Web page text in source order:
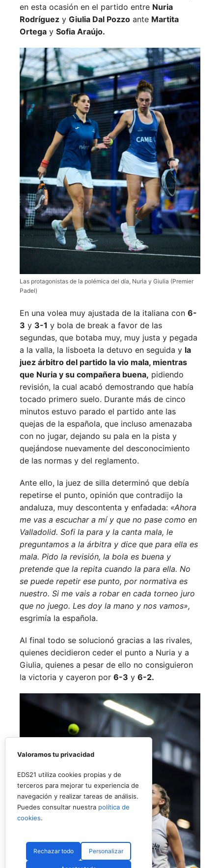
en esta ocasión en el partido entre Nuria
Rodríguez y Giulia Dal Pozzo ante Martita
Ortega y Sofia Araújo.
Las protagonistas de la polémica del día, Nuria y Giulia (Premier
Padel)
En una volea muy ajustada de la italiana con 6-
3 y 3-1 y bola de break a favor de las
segundas, que botaba muy, muy justa y pegada
a la valla, la lisboeta la detuvo en seguida y la
juez árbitro del partido la vio mala, mientras
que Nuria y su compañera buena, pidiendo
revisión, la cual acabó demostrando que había
tocado primero suelo. Durante más de cinco
minutos estuvo parado el partido ante las
quejas de la española, que incluso amenazaba
con no jugar, dejando su pala en la pista y
quejándose nuevamente del desconocimiento
de las normas y del reglamento.
Ante ello, la juez de silla determinó que debía
repetirse el punto, opinión que contradijo la
andaluza, muy descontenta y enfadada: «Ahora
me vas a escuchar a mí y que no pase como en
Valladolid. Sofi la para y la canta mala, le
preguntamos a la árbitra y dice que para ella es
mala. Pido la revisión, la bola es buena y
pretende que la repita cuando la para ella. No
se puede repetir ese punto, por normativa es
nuestro. Si me vais a robar en cada torneo juro
que no juego. Les doy la mano y nos vamos»,
esgrimía la española.
Al final todo se solucionó gracias a las rivales,
quienes decidieron ceder el punto a Nuria y a
Giulia, quienes a pesar de ello no consiguieron
la victoria y cayeron por 6-3 y 6-2.
Valoramos tu privacidad
EDS21 utiliza cookies propias y de
terceros para mejorar tu experiencia de
navegación y realizar tareas de análisis.
Puedes consultar nuestra política de
cookies.
Rechazar todo Personalizar